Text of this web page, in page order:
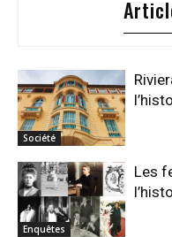
Société
Enquêtes
Les